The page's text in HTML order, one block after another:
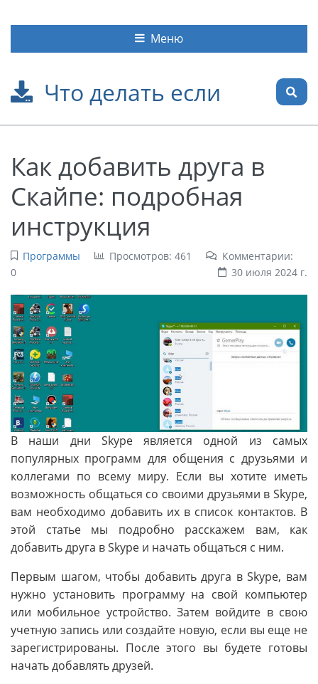
Что делать если
Меню
Как добавить друга в
Скайпе: подробная
инструкция
Программы Просмотров: 461
Комментарии:
0
30 июля 2024 г.
В наши дни Skype является одной из самых
популярных программ для общения с друзьями и
коллегами по всему миру. Если вы хотите иметь
возможность общаться со своими друзьями в Skype,
вам необходимо добавить их в список контактов. В
этой статье мы подробно расскажем вам, как
добавить друга в Skype и начать общаться с ним.
Первым шагом, чтобы добавить друга в Skype, вам
нужно установить программу на свой компьютер
или мобильное устройство. Затем войдите в свою
учетную запись или создайте новую, если вы еще не
зарегистрированы. После этого вы будете готовы
начать добавлять друзей.